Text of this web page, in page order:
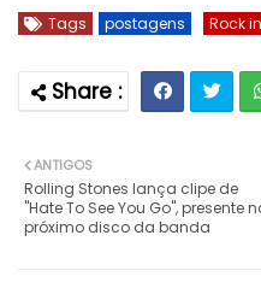
Tags postagens Rock
ANTIGOS
Rolling Stones lança clipe de
"Hate To See You Go", presente
próximo disco da banda